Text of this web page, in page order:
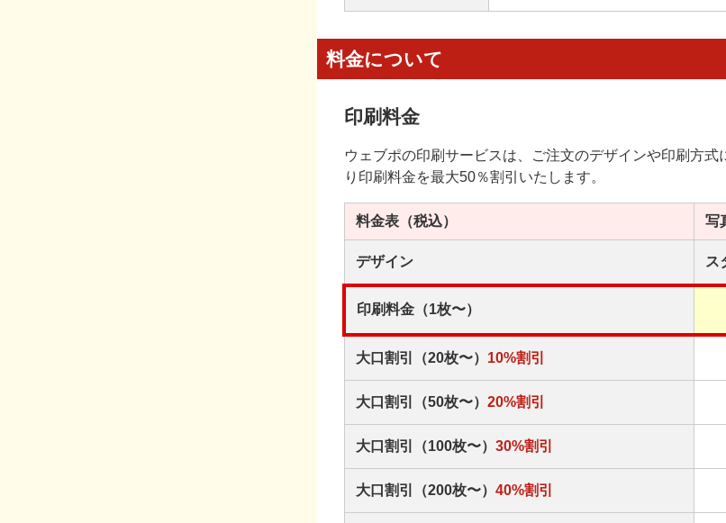
料金について
印刷料金
ウェブポの印刷サービスは、ご注文のデザインや印刷方
り印刷料金を最大50％割引いたします。
料金表 （税込） 写
デザイン ス
印刷料金（1枚〜）
大口割引（20枚〜） 10%割引
大口割引（50枚〜） 20%割引
大口割引（100枚〜） 30%割引
大口割引（200枚〜） 40%割引